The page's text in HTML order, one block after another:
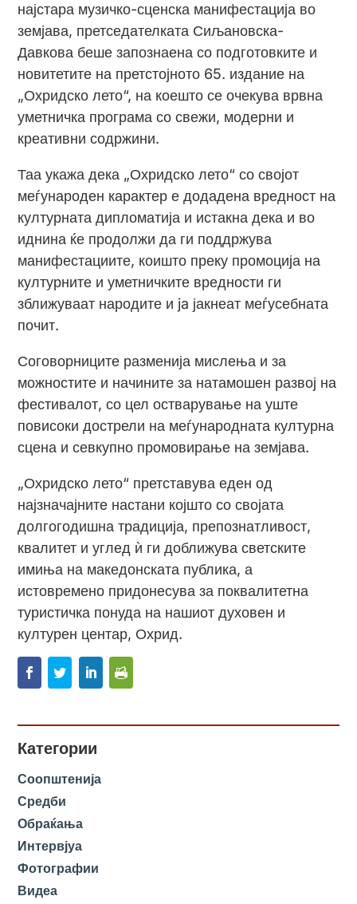
најстара музичко-сценска манифестација во
земјава, претседателката Сиљановска-
Давкова беше запознаена со подготовките и
новитетите на претстојното 65. издание на
„Охридско лето“, на коешто се очекува врвна
уметничка програма со свежи, модерни и
креативни содржини.
Таа укажа дека „Охридско лето“ со својот
меѓународен карактер е додадена вредност на
културната дипломатија и истакна дека и во
иднина ќе продолжи да ги поддржува
манифестациите, коишто преку промоција на
културните и уметничките вредности ги
зближуваат народите и ja јакнеат меѓусебната
почит.
Соговорниците разменија мислења и за
можностите и начините за натамошен развој на
фестивалот, со цел остварување на уште
повисоки дострели на меѓународната културна
сцена и севкупно промовирање на земјава.
„Охридско лето“ претставува еден од
најзначајните настани којшто со својата
долгогодишна традиција, препознатливост,
квалитет и углед ѝ ги доближува светските
имиња на македонската публика, а
истовремено придонесува за поквалитетна
туристичка понуда на нашиот духовен и
културен центар, Охрид.
Категории
Соопштенија
Средби
Обраќања
Интервјуа
Фотографии
Видеа